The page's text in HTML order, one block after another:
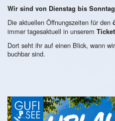
Wir sind von Dienstag bis
Die aktuellen Öffnungszeiten für den
immer tagesaktuell in unserem
Dort seht ihr auf einen Blick, wann
buchbar sind.